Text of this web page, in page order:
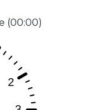
(00:00)